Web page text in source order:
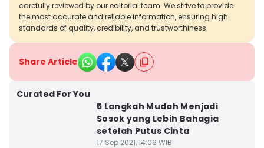
carefully reviewed by our editorial team. We strive to provide
the most accurate and reliable information, ensuring high
standards of quality, credibility, and trustworthiness.
Share Article
Curated For You
5 Langkah Mudah Menjadi
Sosok yang Lebih Bahagia
setelah Putus Cinta
17 Sep 2021, 14:06 WIB